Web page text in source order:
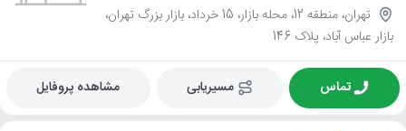
تهران، منطقه 12، محله بازار، 15 خرداد، بازار بزرگ تهران،
بازار عباس آباد، پلاک 146
تماس مسیریابی مشاهده پروفایل